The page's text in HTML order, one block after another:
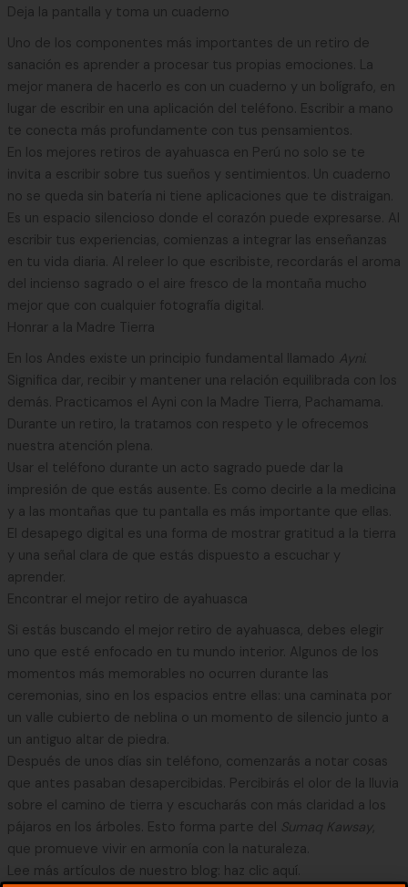
Deja la pantalla y toma un cuaderno
Uno de los componentes más importantes de un retiro de
sanación es aprender a procesar tus propias emociones. La
mejor manera de hacerlo es con un cuaderno y un bolígrafo, en
lugar de escribir en una aplicación del teléfono. Escribir a mano
te conecta más profundamente con tus pensamientos.
En los mejores retiros de ayahuasca en Perú no solo se te
invita a escribir sobre tus sueños y sentimientos. Un cuaderno
no se queda sin batería ni tiene aplicaciones que te distraigan.
Es un espacio silencioso donde el corazón puede expresarse. Al
escribir tus experiencias, comienzas a integrar las enseñanzas
en tu vida diaria. Al releer lo que escribiste, recordarás el aroma
del incienso sagrado o el aire fresco de la montaña mucho
mejor que con cualquier fotografía digital.
Honrar a la Madre Tierra
En los Andes existe un principio fundamental llamado Ayni.
Significa dar, recibir y mantener una relación equilibrada con los
demás. Practicamos el Ayni con la Madre Tierra, Pachamama.
Durante un retiro, la tratamos con respeto y le ofrecemos
nuestra atención plena.
Usar el teléfono durante un acto sagrado puede dar la
impresión de que estás ausente. Es como decirle a la medicina
y a las montañas que tu pantalla es más importante que ellas.
El desapego digital es una forma de mostrar gratitud a la tierra
y una señal clara de que estás dispuesto a escuchar y
aprender.
Encontrar el mejor retiro de ayahuasca
Si estás buscando el mejor retiro de ayahuasca, debes elegir
uno que esté enfocado en tu mundo interior. Algunos de los
momentos más memorables no ocurren durante las
ceremonias, sino en los espacios entre ellas: una caminata por
un valle cubierto de neblina o un momento de silencio junto a
un antiguo altar de piedra.
Después de unos días sin teléfono, comenzarás a notar cosas
que antes pasaban desapercibidas. Percibirás el olor de la lluvia
sobre el camino de tierra y escucharás con más claridad a los
pájaros en los árboles. Esto forma parte del Sumaq Kawsay,
que promueve vivir en armonía con la naturaleza.
Lee más artículos de nuestro blog: haz clic aquí.